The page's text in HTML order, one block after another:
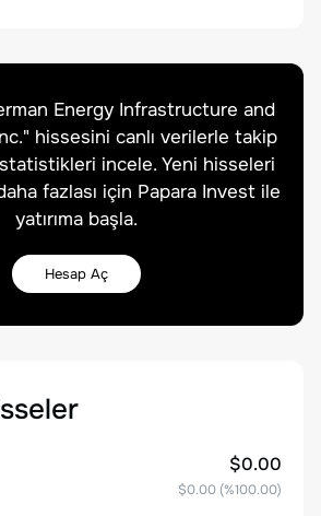
Energy Infrastructure and
" hissesini canlı verilerle takip
incele. Yeni hisseleri
fazlası için Papara Invest ile
yatırıma başla.
Hesap Aç
$0.00
$0.00 (%100.00)